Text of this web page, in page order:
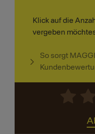
Klick auf die
vergeben
So sorgt